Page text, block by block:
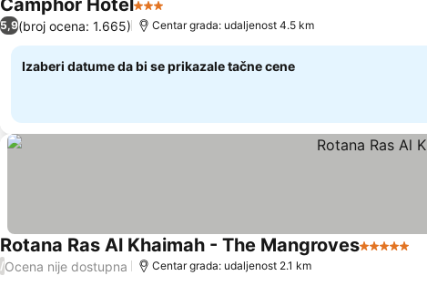
Camphor Hotel3 Zvezdice
5,9(broj ocena: 1.665) Centar grada: udaljenost 4.5 km
Izaberi datume da bi se prikazale tačne cene
Rotana Ras Al Khaimah - The Mangroves5 Zvezdice
/Ocena nije dostupna Centar grada: udaljenost 2.1 km